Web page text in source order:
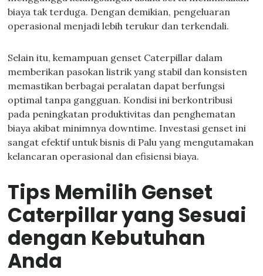
biaya tak terduga. Dengan demikian, pengeluaran
operasional menjadi lebih terukur dan terkendali.
Selain itu, kemampuan genset Caterpillar dalam
memberikan pasokan listrik yang stabil dan konsisten
memastikan berbagai peralatan dapat berfungsi
optimal tanpa gangguan. Kondisi ini berkontribusi
pada peningkatan produktivitas dan penghematan
biaya akibat minimnya downtime. Investasi genset ini
sangat efektif untuk bisnis di Palu yang mengutamakan
kelancaran operasional dan efisiensi biaya.
Tips Memilih Genset
Caterpillar yang Sesuai
dengan Kebutuhan
Anda